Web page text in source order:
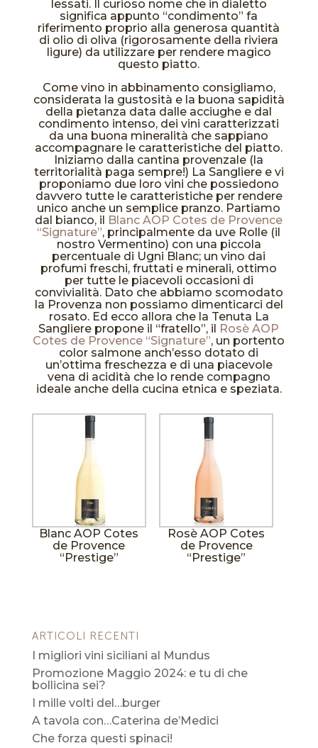
lessati. Il curioso nome che in dialetto
significa appunto “condimento” fa
riferimento proprio alla generosa quantità
di olio di oliva (rigorosamente della riviera
ligure) da utilizzare per rendere magico
questo piatto.
Come vino in abbinamento consigliamo,
considerata la gustosità e la buona sapidità
della pietanza data dalle acciughe e dal
condimento intenso, dei vini caratterizzati
da una buona mineralità che sappiano
accompagnare le caratteristiche del piatto.
Iniziamo dalla cantina provenzale (la
territorialità paga sempre!) La Sangliere e vi
proponiamo due loro vini che possiedono
davvero tutte le caratteristiche per rendere
unico anche un semplice pranzo. Partiamo
dal bianco, il Blanc AOP Cotes de Provence
“Signature”, principalmente da uve Rolle (il
nostro Vermentino) con una piccola
percentuale di Ugni Blanc; un vino dai
profumi freschi, fruttati e minerali, ottimo
per tutte le piacevoli occasioni di
convivialità. Dato che abbiamo scomodato
la Provenza non possiamo dimenticarci del
rosato. Ed ecco allora che la Tenuta La
Sangliere propone il “fratello”, il Rosè AOP
Cotes de Provence “Signature”, un portento
color salmone anch’esso dotato di
un’ottima freschezza e di una piacevole
vena di acidità che lo rende compagno
ideale anche della cucina etnica e speziata.
Blanc AOP Cotes
de Provence
“Prestige”
Rosè AOP Cotes
de Provence
“Prestige”
ARTICOLI RECENTI
I migliori vini siciliani al Mundus
Promozione Maggio 2024: e tu di che
bollicina sei?
I mille volti del…burger
A tavola con…Caterina de’Medici
Che forza questi spinaci!